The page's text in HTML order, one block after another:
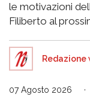
le motivazioni
Filiberto al
Redazione
07 Agosto 2026